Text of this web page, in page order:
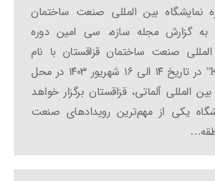
نمایشگاه بین المللی صنعت ساختمان
قزاقستان ۱۴۰۳ به گزارش مجله سازه، سی امین دوره
صنعت ساختمان قزاقستان با نام
“KazBuild ۲۰۲۴” در تاریخ ۱۴ الی ۱۶ شهریور ۱۴۰۳ در محل
المللی آلماتی، قزاقستان برگزار خواهد
یکی از مهم‌ترین رویدادهای صنعت